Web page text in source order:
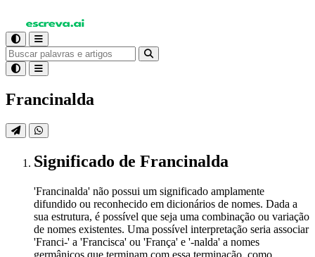
Francinalda
Significado de Francinalda
'Francinalda' não possui um significado amplamente
difundido ou reconhecido em dicionários de nomes. Dada a
sua estrutura, é possível que seja uma combinação ou variação
de nomes existentes. Uma possível interpretação seria associar
'Franci-' a 'Francisca' ou 'França' e '-nalda' a nomes
germânicos que terminam com essa terminação, como